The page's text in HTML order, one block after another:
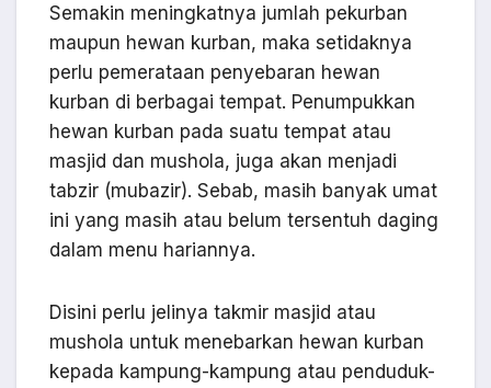
Semakin meningkatnya jumlah pekurban
maupun hewan kurban, maka setidaknya
perlu pemerataan penyebaran hewan
kurban di berbagai tempat. Penumpukkan
hewan kurban pada suatu tempat atau
masjid dan mushola, juga akan menjadi
tabzir (mubazir). Sebab, masih banyak umat
ini yang masih atau belum tersentuh daging
dalam menu hariannya.
Disini perlu jelinya takmir masjid atau
mushola untuk menebarkan hewan kurban
kepada kampung-kampung atau penduduk-